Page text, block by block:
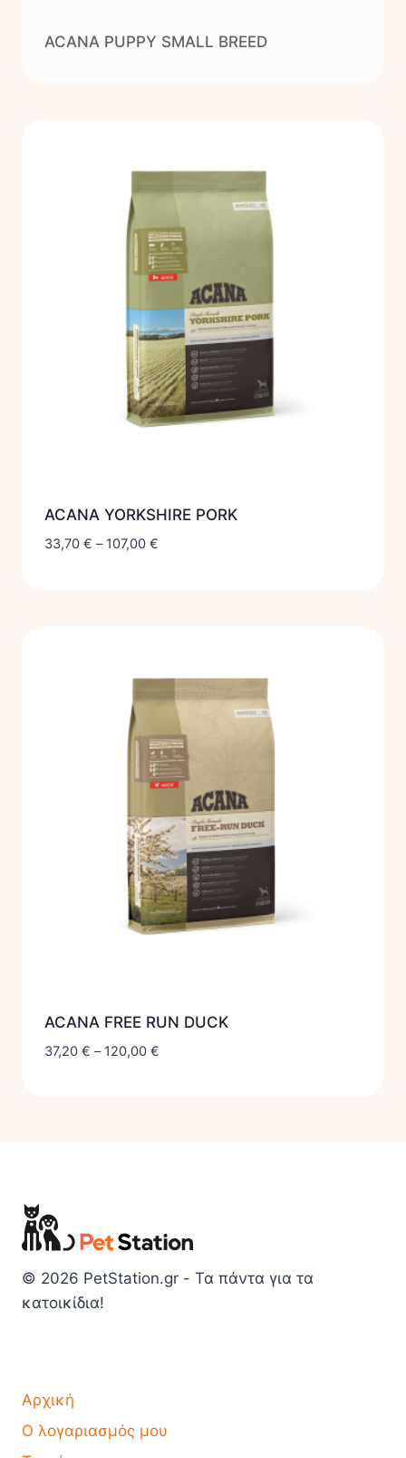
ACANA PUPPY SMALL BREED
ACANA YORKSHIRE PORK
33,70 € – 107,00 €
ACANA FREE RUN DUCK
37,20 € – 120,00 €
© 2026 PetStation.gr - Τα πάντα για τα
κατοικίδια!
Αρχική
Ο λογαριασμός μου